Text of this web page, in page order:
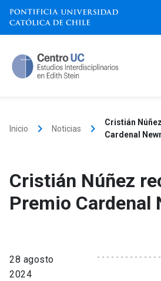
Skip
content
Inicio keyboard_arrow_right Noticias keyboard_arrow_right
Cristián
Cardenal
Cristián Núñez
Premio Cardenal
28 agosto
2024